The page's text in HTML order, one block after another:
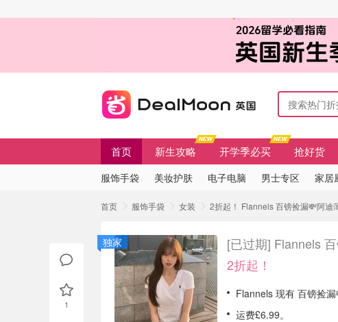
首页 新生攻略 开学季必买 抢好货
服饰手袋 美妆护肤 电子电脑 男士专区 家居
首页 服饰手袋 女装 2折起！ Flannels 百镑捡漏💸阿迪
独家 [已过期] Flannels
2折起！
Flannels 现有 百镑捡
运费£6.99。
1